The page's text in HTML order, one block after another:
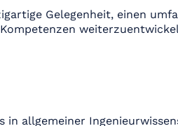
Gelegenheit, einen
in allgemeiner